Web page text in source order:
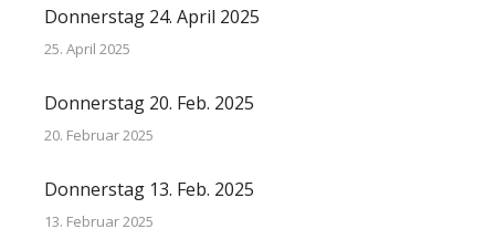
Donnerstag 24. April 2025
25. April 2025
Donnerstag 20. Feb. 2025
20. Februar 2025
Donnerstag 13. Feb. 2025
13. Februar 2025